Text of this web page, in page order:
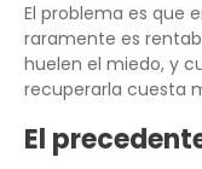
El problema es que
raramente es
huelen el miedo, y
recuperarla cuesta
El